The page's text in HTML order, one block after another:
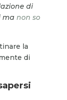
di
ma non so
la
di